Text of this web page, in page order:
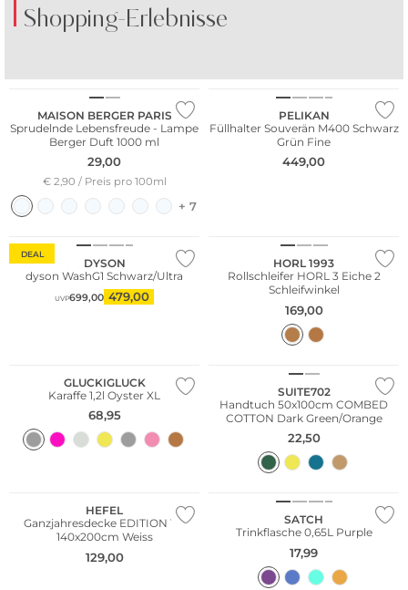
Shopping-Erlebnisse
MAISON BERGER PARIS
Sprudelnde Lebensfreude - Lampe
Berger Duft 1000 ml
29,00
€ 2,90 / Preis pro 100ml
+ 7
PELIKAN
Füllhalter Souverän M400 Schwarz
Grün Fine
449,00
DEAL
DYSON
dyson WashG1 Schwarz/Ultra
UVP699,00 479,00
HORL 1993
Rollschleifer HORL 3 Eiche 2
Schleifwinkel
169,00
GLUCKIGLUCK
Karaffe 1,2l Oyster XL
68,95
SUITE702
Handtuch 50x100cm COMBED
COTTON Dark Green/Orange
22,50
WE ♡ AUSTRIA
HEFEL
Ganzjahresdecke EDITION 101
140x200cm Weiss
129,00
Nachhaltig
SATCH
Trinkflasche 0,65L Purple
17,99